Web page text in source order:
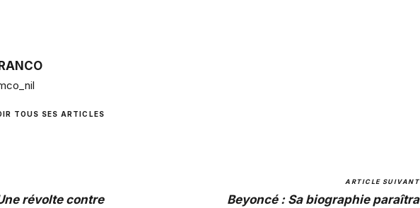
TOUS SES ARTICLES
révolte contre
ARTICLE SUIVANT
Beyoncé : Sa biographie paraîtra